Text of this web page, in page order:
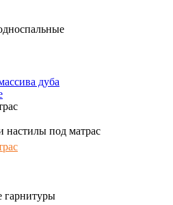
дуба
настилы под матрас
гарнитуры